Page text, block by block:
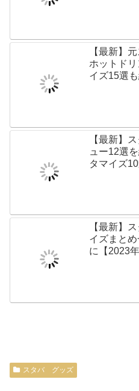
【最新】
ホットド
イズ15選
【最新】
ュー12選
タマイズ
【最新】
イズまと
に【2023年
スタバ グッズ